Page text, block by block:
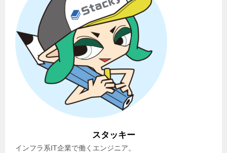
スタッキー
インフラ系IT企業で働くエンジニア。